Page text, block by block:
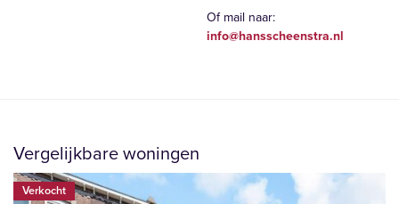
Of mail naar:
info@hansscheenstra.nl
Vergelijkbare woningen
Verkocht